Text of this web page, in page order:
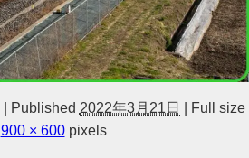
Published 2022年3月21日
Full size
900 × 600pixels